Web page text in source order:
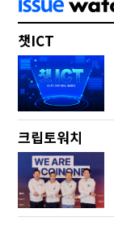
챗ICT
크립토워치